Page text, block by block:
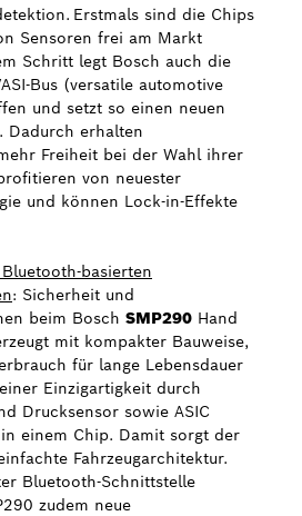
Erstmals sind die Chips
Sensoren frei am Markt
Schritt legt Bosch auch die
Bus (versatile automotive
und setzt so einen neuen
Dadurch erhalten
Freiheit bei der Wahl ihrer
von neuester
und können Lock-in-Effekte
basierten
: Sicherheit und
beim Bosch SMP290 Hand
mit kompakter Bauweise,
für lange Lebensdauer
Einzigartigkeit durch
Drucksensor sowie ASIC
einem Chip. Damit sorgt der
Fahrzeugarchitektur.
Bluetooth-Schnittstelle
zudem neue